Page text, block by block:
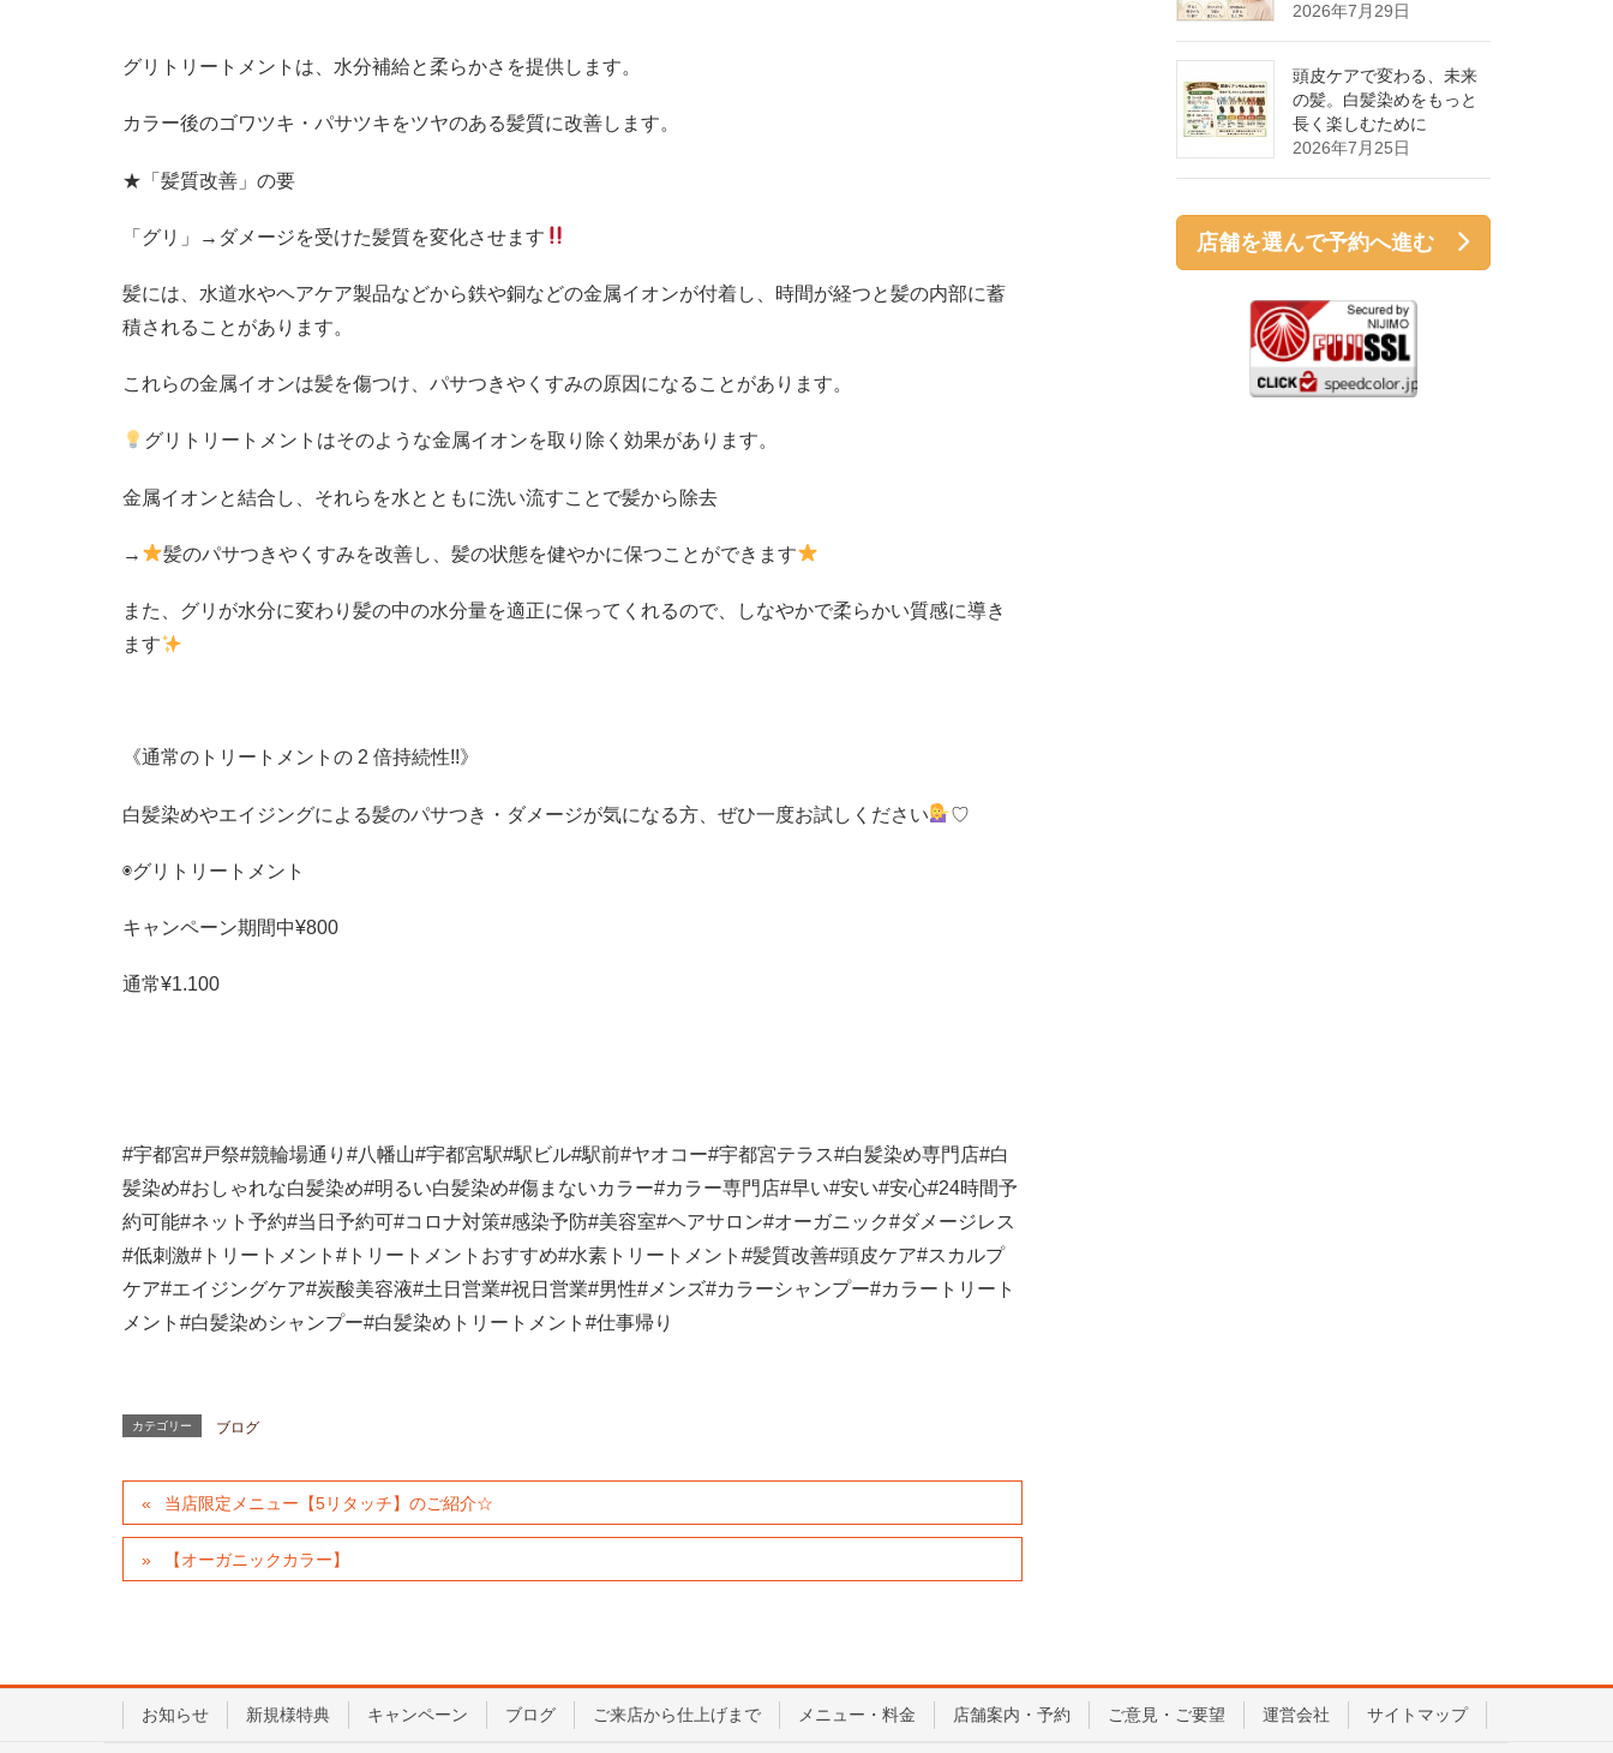
グリトリートメントは、水分補給と柔らかさを提供します。
カラー後のゴワツキ・パサツキをツヤのある髪質に改善します。
★ 「髪質改善」の要
「グリ」 → ダメージを受けた髪質を変化させます
髪には、水道水やヘアケア製品などから鉄や銅などの金属イオンが付着し、時間が経つと髪の内部に蓄
積されることがあります。
これらの金属イオンは髪を傷つけ、パサつきやくすみの原因になることがあります。
グリトリートメントはそのような金属イオンを取り除く効果があります。
金属イオンと結合し、それらを水とともに洗い流すことで髪から除去
→ 髪のパサつきやくすみを改善し、髪の状態を健やかに保つことができます
また、グリが水分に変わり髪の中の水分量を適正に保ってくれるので、しなやかで柔らかい質感に導き
ます
《通常のトリートメントの 2 倍持続性!!》
白髪染めやエイジングによる髪のパサつき・ダメージが気になる方、ぜひ一度お試しください ♡
◉グリトリートメント
キャンペーン期間中¥800
通常¥1.100
#宇都宮#戸祭#競輪場通り #八幡山#宇都宮駅#駅ビル#駅前#ヤオコー#宇都宮テラス#白髪染め専門店#白
髪染め#おしゃれな白髪染め#明るい白髪染め#傷まないカラー#カラー専門店#早い#安い#安心#24時間予
約可能#ネット予約#当日予約可#コロナ対策#感染予防#美容室#ヘアサロン#オーガニック#ダメージレス
#低刺激# トリートメント # トリートメントおすすめ#水素トリートメント #髪質改善#頭皮ケア#スカルプ
ケア#エイジングケア#炭酸美容液#土日営業#祝日営業#男性# メンズ#カラーシャンプー#カラートリート
メント #白髪染めシャンプー#白髪染めトリートメント #仕事帰り
カテゴリー ブログ
当店限定メニュー【5リタッチ】のご紹介☆
【オーガニックカラー】
2026年7月29日
頭皮ケアで変わる、未来
の髪。白髪染めをもっと
長く楽しむために
2026年7月25日
店舗を選んで予約へ進む
お知らせ 新規様特典 キャンペーン ブログ ご来店から仕上げまで メニュー・料金 店舗案内・予約 ご意見・ご要望 運営会社 サイトマップ